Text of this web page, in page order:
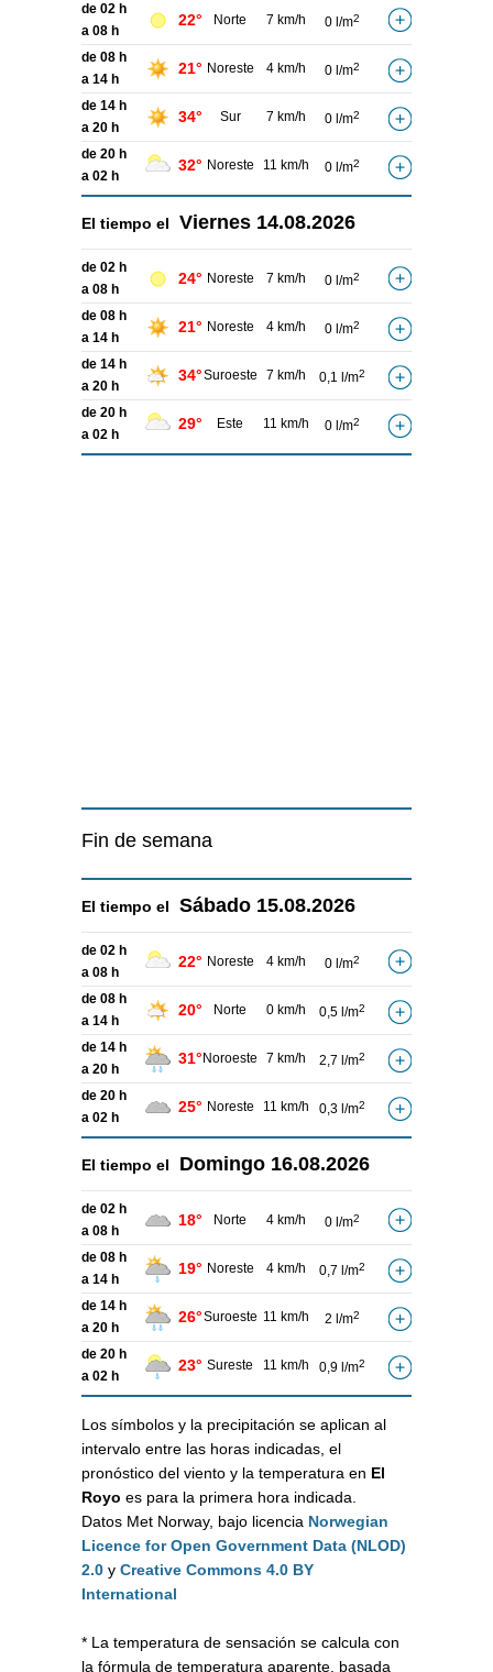
de 02 h
a 08 h
22° Norte 7 km/h 0 l/m2
de 08 h
a 14 h
21° Noreste 4 km/h 0 l/m2
de 14 h
a 20 h
34° Sur 7 km/h 0 l/m2
de 20 h
a 02 h
32° Noreste 11 km/h 0 l/m2
El tiempo el Viernes 14.08.2026
de 02 h
a 08 h
24° Noreste 7 km/h 0 l/m2
de 08 h
a 14 h
21° Noreste 4 km/h 0 l/m2
de 14 h
a 20 h
34°Suroeste 7 km/h 0,1 l/m2
de 20 h
a 02 h
29° Este 11 km/h 0 l/m2
Fin de semana
El tiempo el Sábado 15.08.2026
de 02 h
a 08 h
22° Noreste 4 km/h 0 l/m2
de 08 h
a 14 h
20° Norte 0 km/h 0,5 l/m2
de 14 h
a 20 h
31° Noroeste 7 km/h 2,7 l/m2
de 20 h
a 02 h
25° Noreste 11 km/h 0,3 l/m2
El tiempo el Domingo 16.08.2026
de 02 h
a 08 h
18° Norte 4 km/h 0 l/m2
de 08 h
a 14 h
19° Noreste 4 km/h 0,7 l/m2
de 14 h
a 20 h
26°Suroeste 11 km/h 2 l/m2
de 20 h
a 02 h
23° Sureste 11 km/h 0,9 l/m2
Los símbolos y la precipitación se aplican al
intervalo entre las horas indicadas, el
pronóstico del viento y la temperatura en El
Royo es para la primera hora indicada.
Datos Met Norway, bajo licencia Norwegian
Licence for Open Government Data (NLOD)
2.0 y Creative Commons 4.0 BY
International
* La temperatura de sensación se calcula con
la fórmula de temperatura aparente, basada